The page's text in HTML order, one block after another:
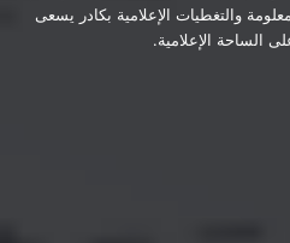
والتغطيات الإعلامية بكادر يسعى
الساحة الإعلامية.